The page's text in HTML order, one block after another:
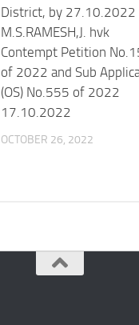
District, by 27.10.2022
M.S.RAMESH,J. hvk
Contempt Petition
of 2022 and Sub
(OS) No.555 of 2022
17.10.2022
OCTOBER 26, 2022